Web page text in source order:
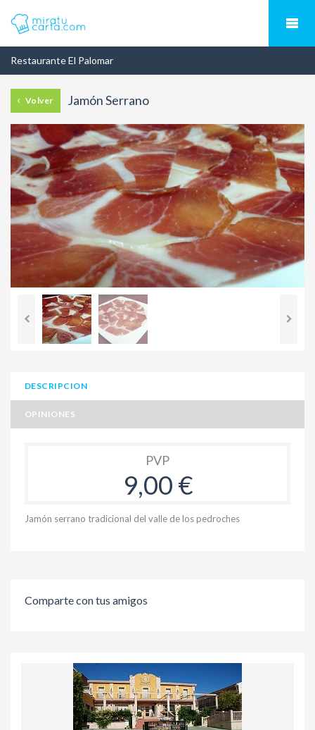
Restaurante El Palomar
Volver Jamón Serrano
DESCRIPCION
OPINIONES
PVP
9,00 €
Jamón serrano tradicional del valle de los pedroches
Comparte con tus amigos